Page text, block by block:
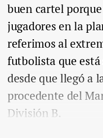
buen cartel
jugadores en la
referimos al
futbolista que
desde que llegó a
procedente del
División B.